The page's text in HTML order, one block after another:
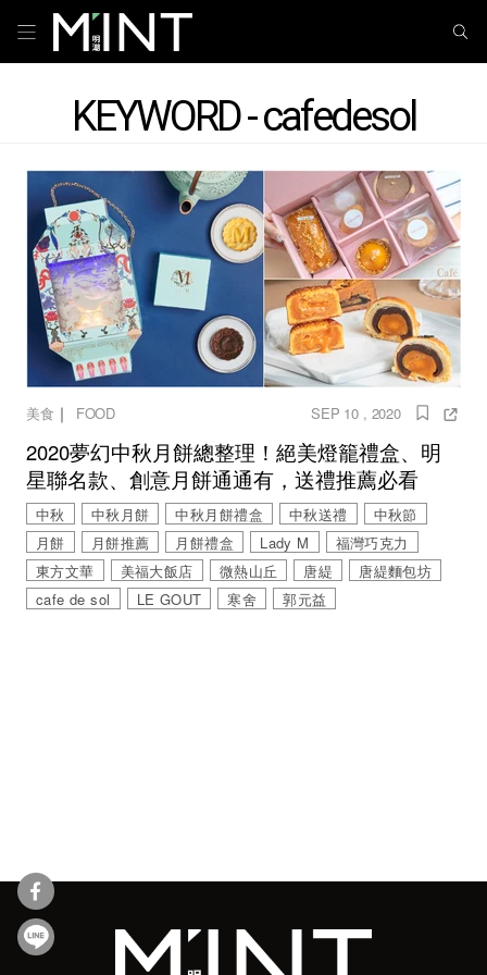
KEYWORD - cafedesol
美食 ｜ FOOD SEP 10 , 2020
2020夢幻中秋月餅總整理！絕美燈籠禮盒、明
星聯名款、創意月餅通通有，送禮推薦必看
中秋 中秋月餅 中秋月餅禮盒 中秋送禮
中秋節
月餅
月餅推薦 月餅禮盒 Lady M
福灣巧克力
東方文華
美福大飯店 微熱山丘 唐緹
唐緹麵包坊
cafe de sol
LE GOUT 寒舍 郭元益